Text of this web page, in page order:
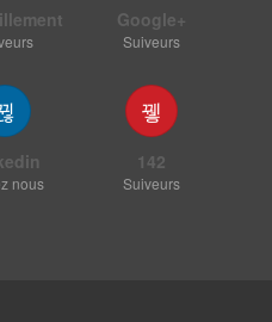
Google+
Suiveurs
nous
142
Suiveurs